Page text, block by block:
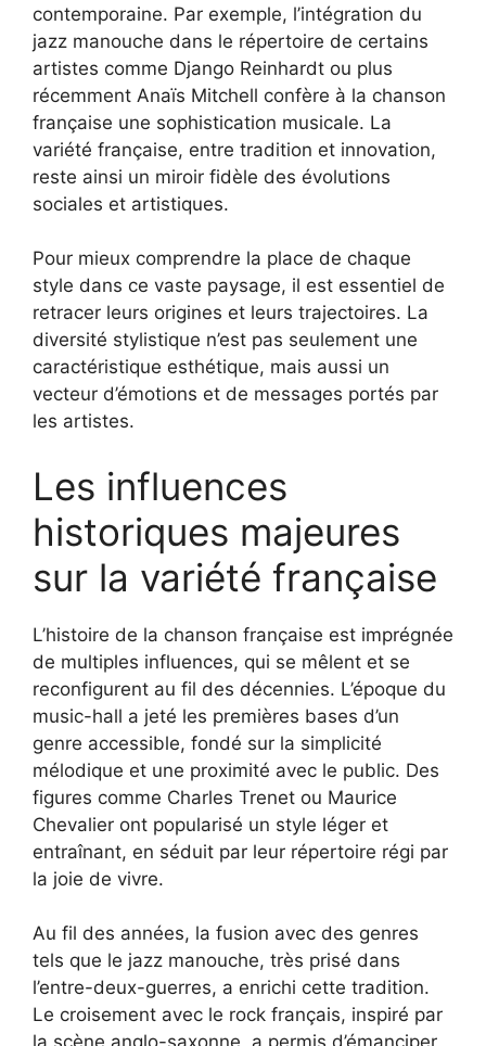
contemporaine. Par exemple, l’intégration du
jazz manouche dans le répertoire de certains
artistes comme Django Reinhardt ou plus
récemment Anaïs Mitchell confère à la chanson
française une sophistication musicale. La
variété française, entre tradition et innovation,
reste ainsi un miroir fidèle des évolutions
sociales et artistiques.
Pour mieux comprendre la place de chaque
style dans ce vaste paysage, il est essentiel de
retracer leurs origines et leurs trajectoires. La
diversité stylistique n’est pas seulement une
caractéristique esthétique, mais aussi un
vecteur d’émotions et de messages portés par
les artistes.
Les influences
historiques majeures
sur la variété française
L’histoire de la chanson française est imprégnée
de multiples influences, qui se mêlent et se
reconfigurent au fil des décennies. L’époque du
music-hall a jeté les premières bases d’un
genre accessible, fondé sur la simplicité
mélodique et une proximité avec le public. Des
figures comme Charles Trenet ou Maurice
Chevalier ont popularisé un style léger et
entraînant, en séduit par leur répertoire régi par
la joie de vivre.
Au fil des années, la fusion avec des genres
tels que le jazz manouche, très prisé dans
l’entre-deux-guerres, a enrichi cette tradition.
Le croisement avec le rock français, inspiré par